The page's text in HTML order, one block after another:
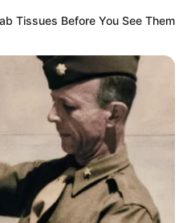
Tissues Before You See Them